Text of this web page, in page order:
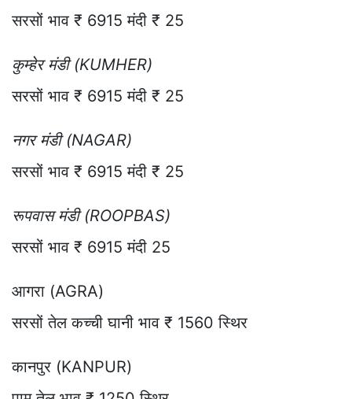
सरसों भाव ₹ 6915 मंदी ₹ 25
कुम्हेर मंडी (KUMHER)
सरसों भाव ₹ 6915 मंदी ₹ 25
नगर मंडी (NAGAR)
सरसों भाव ₹ 6915 मंदी ₹ 25
रूपवास मंडी (ROOPBAS)
सरसों भाव ₹ 6915 मंदी 25
आगरा (AGRA)
सरसों तेल कच्ची घानी भाव ₹ 1560 स्थिर
कानपुर (KANPUR)